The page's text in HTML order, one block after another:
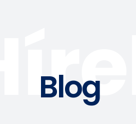
Hírek
Blog